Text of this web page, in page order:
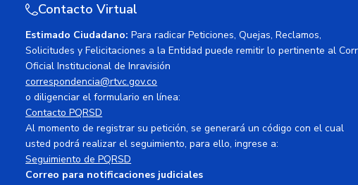
Contacto Virtual
Estimado Ciudadano: Para radicar Peticiones, Quejas, Reclamos,
Solicitudes y Felicitaciones a la Entidad puede remitir lo pertinente al
Oficial Institucional de Inravisión
correspondencia@rtvc.gov.co
o diligenciar el formulario en línea:
Contacto PQRSD
Al momento de registrar su petición, se generará un código con el cual
usted podrá realizar el seguimiento, para ello, ingrese a:
Seguimiento de PQRSD
Correo para notificaciones judiciales